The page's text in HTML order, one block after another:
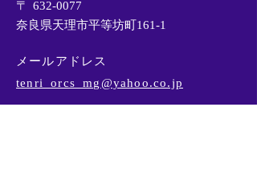
〒632-0077
奈良県天理市平等坊町161-1
メールアドレス
tenri_orcs_mg@yahoo.co.jp